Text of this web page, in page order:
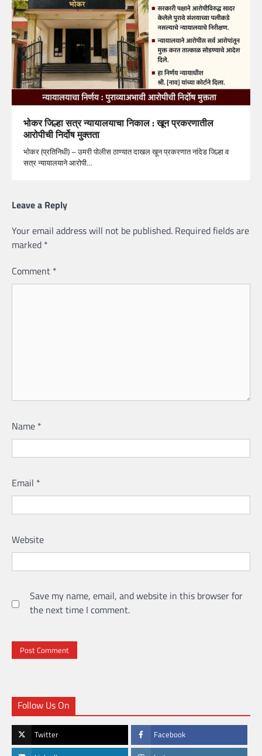
भोकर जिल्हा सत्र न्यायालयाचा निकाल : खून प्रकरणातील
आरोपीची निर्दोष मुक्तता
भोकर (प्रतिनिधी) – उमरी पोलीस ठाण्यात दाखल खून प्रकरणात नांदेड जिल्हा व
सत्र न्यायालयाने आरोपी…
Leave a Reply
Your email address will not be published. Required fields are
marked *
Comment *
Name *
Email *
Website
Save my name, email, and website in this browser for
the next time I comment.
Follow Us On
Twitter Facebook